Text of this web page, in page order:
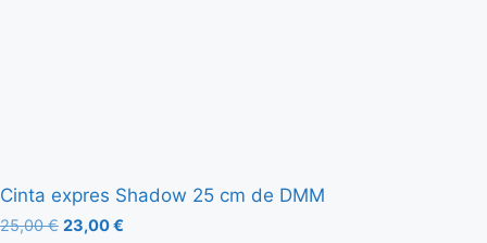
Cinta expres Shadow 25 cm de DMM
25,00€ 23,00€